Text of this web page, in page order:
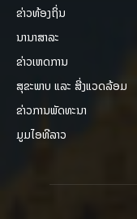
ຂ່າວທ້ອງຖິ່ນ
ນານາສາລະ
ຂ່າວເຫດການ
ສຸຂະພາບ ແລະ ສີ່ງແວດລ້ອມ
ຂ່າວການພັດທະນາ
ມູມໄອທີລາວ